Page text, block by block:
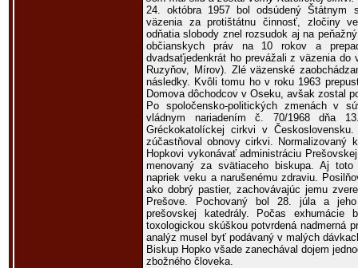
24. októbra 1957 bol odsúdený Štátnym
väzenia za protištátnu činnosť, zločiny
odňatia slobody znel rozsudok aj na
občianskych práv na 10 rokov a
dvadsaťjedenkrát ho prevážali z väzenia do
Ruzyňov, Mírov). Zlé väzenské
následky. Kvôli tomu ho v roku 1963
Domova dôchodcov v Oseku, avšak zostal
Po spoločensko-politických zmenách v
vládnym nariadením č. 70/1968 dňa
Gréckokatolíckej cirkvi v
zúčastňoval obnovy cirkvi. Normalizovaný
Hopkovi vykonávať administráciu
menovaný za svätiaceho biskupa. Aj toto
napriek veku a narušenému zdraviu.
ako dobrý pastier, zachovávajúc jemu
Prešove. Pochovaný bol 28. júla a
prešovskej katedrály. Počas exhumácie
toxologickou skúškou potvrdená nadmerná
analýz musel byť podávaný v malých
Biskup Hopko všade zanechával dojem
zbožného človeka.